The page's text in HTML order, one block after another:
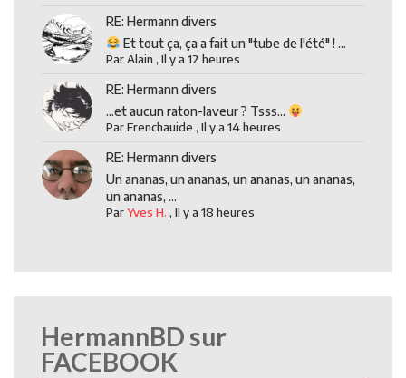
RE: Hermann divers
Et tout ça, ça a fait un "tube de l'été" ! ...
ParAlain ,Il y a 12 heures
RE: Hermann divers
...et aucun raton-laveur ? Tsss...
ParFrenchauide ,Il y a 14 heures
RE: Hermann divers
Un ananas, un ananas, un ananas, un ananas,
un ananas, ...
ParYves H. ,Il y a 18 heures
HermannBD sur
FACEBOOK